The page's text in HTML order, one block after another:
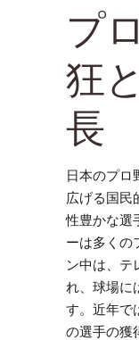
プ
狂
長
日本のプロ
広げる国民
性豊かな選
ーは多くの
ン中は、テ
れ、球場に
す。近年で
の選手の獲